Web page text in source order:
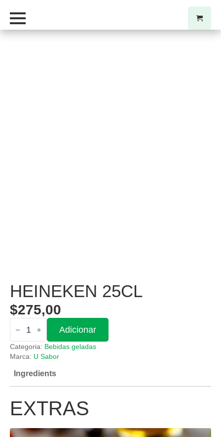
HEINEKEN 25CL
$275,00
Quantidade
de
Heineken
25cl
Adicionar
Categoria: Bebidas geladas
Marca: U Sabor
Ingredients
EXTRAS